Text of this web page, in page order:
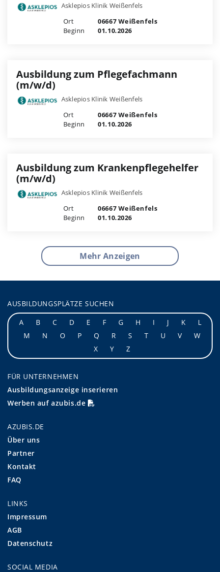
Asklepios Klinik Weißenfels
Ort
06667 Weißenfels
Beginn
01.10.2026
Ausbildung zum Pflegefachmann
(m/w/d)
Asklepios Klinik Weißenfels
Ort
06667 Weißenfels
Beginn
01.10.2026
Ausbildung zum Krankenpflegehelfer
(m/w/d)
Asklepios Klinik Weißenfels
Ort
06667 Weißenfels
Beginn
01.10.2026
Mehr Anzeigen
AUSBILDUNGSPLÄTZE SUCHEN
A
B C D E F G H I J K
L
M
N O P Q R S T U V
W
X
Y Z
FÜR UNTERNEHMEN
Ausbildungsanzeige inserieren
Werben auf azubis.de
AZUBIS.DE
Über uns
Partner
Kontakt
FAQ
LINKS
Impressum
AGB
Datenschutz
SOCIAL MEDIA